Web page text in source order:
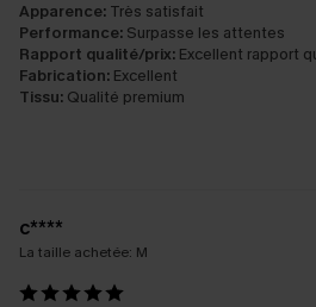
Apparence: Très satisfait
Performance: Surpasse les attentes
Rapport qualité/prix: Excellent rapport
Fabrication: Excellent
Tissu: Qualité premium
c****
La taille achetée: M